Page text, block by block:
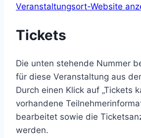
Veranstaltungsort-Website
Tickets
Die unten stehende Nummer
für diese Veranstaltung aus
Durch einen Klick auf „Tickets
vorhandene
bearbeitet sowie die
werden.